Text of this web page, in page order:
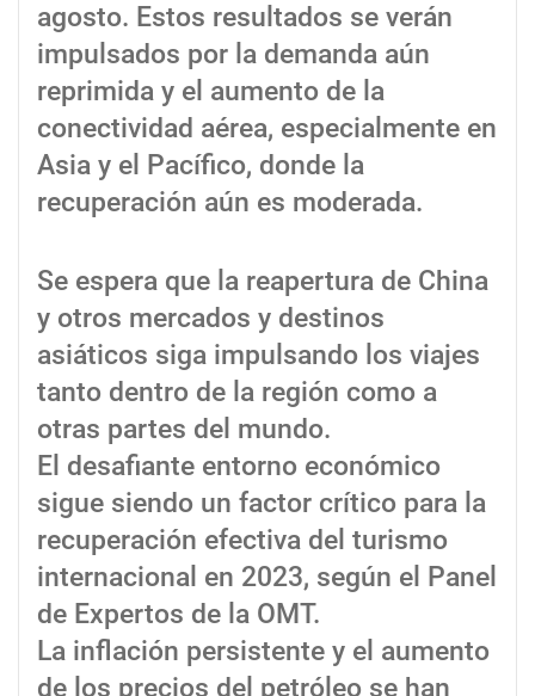
agosto. Estos resultados se verán
impulsados por la demanda aún
reprimida y el aumento de la
conectividad aérea, especialmente en
Asia y el Pacífico, donde la
recuperación aún es moderada.
Se espera que la reapertura de China
y otros mercados y destinos
asiáticos siga impulsando los viajes
tanto dentro de la región como a
otras partes del mundo.
El desafiante entorno económico
sigue siendo un factor crítico para la
recuperación efectiva del turismo
internacional en 2023, según el Panel
de Expertos de la OMT.
La inflación persistente y el aumento
de los precios del petróleo se han